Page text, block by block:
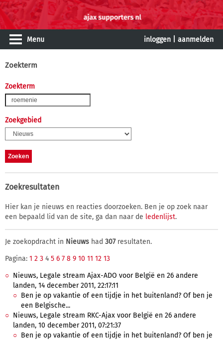
Menu inloggen aanmelden
Zoekterm
Zoekterm
Zoekgebied
Zoekresultaten
Hier kan je nieuws en reacties doorzoeken. Ben je op zoek naar
een bepaald lid van de site, ga dan naar de ledenlijst.
Je zoekopdracht in Nieuws had 307resultaten.
Pagina: 1 2 3 4 5 6 7 8 9 10 11 12 13
Nieuws, Legale stream Ajax-ADO voor België en 26 andere
landen, 14 december 2011, 22:17:11
Ben je op vakantie of een tijdje in het buitenland? Of ben je
een Belgische...
Nieuws, Legale stream RKC-Ajax voor België en 26 andere
landen, 10 december 2011, 07:21:37
Ben je op vakantie of een tijdje in het buitenland? Of ben je